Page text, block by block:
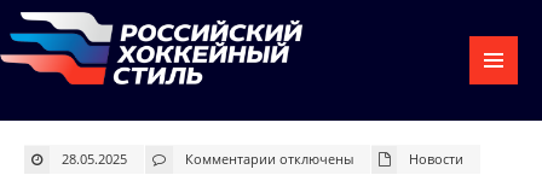
28.05.2025 Комментарии котключены Новости